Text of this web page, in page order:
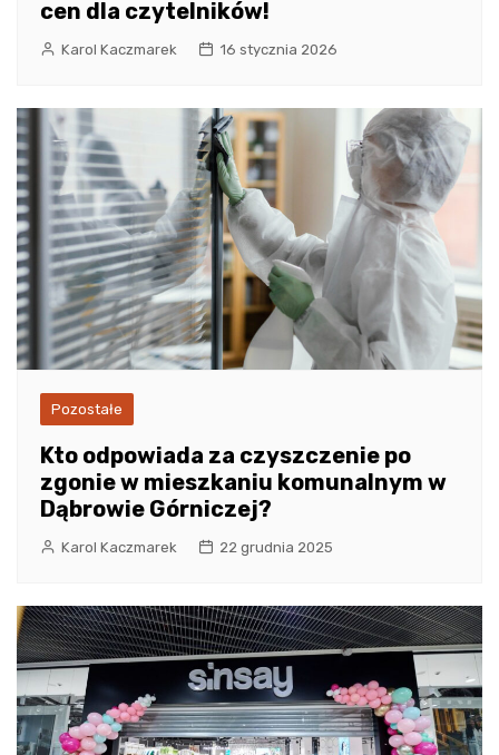
cen dla czytelników!
Karol Kaczmarek 16 stycznia 2026
Pozostałe
Kto odpowiada za czyszczenie po
zgonie w mieszkaniu komunalnym w
Dąbrowie Górniczej?
Karol Kaczmarek 22 grudnia 2025